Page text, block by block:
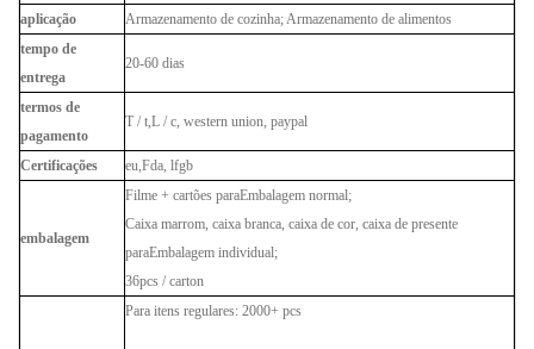
aplicação
Armazenamento de cozinha; Armazenamento de alimentos
tempo de
entrega
20-60 dias
termos de
pagamento
T / t,L / c, western union, paypal
Certificações eu,Fda, lfgb
embalagem
Filme + cartões paraEmbalagem normal;
Caixa marrom, caixa branca, caixa de cor, caixa de presente
paraEmbalagem individual;
36pcs / carton
Para itens regulares: 2000+ pcs